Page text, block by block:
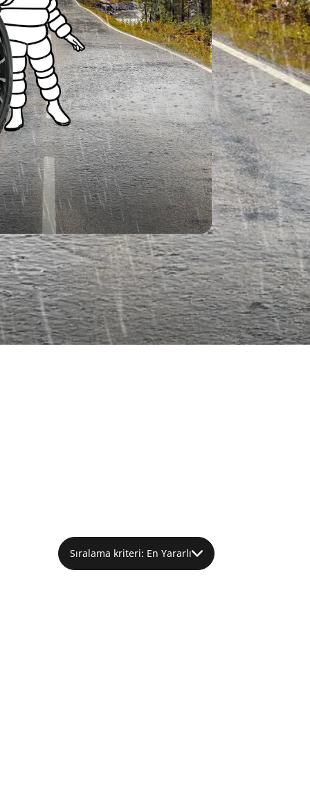
Sıralama kriteri: En Yararlı